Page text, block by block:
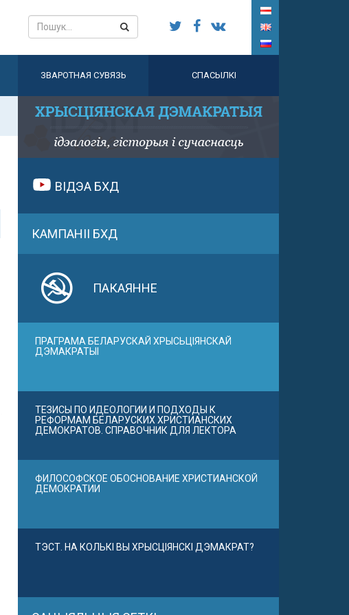
ЗВАРОТНАЯ СУВЯЗЬ СПАСЫЛКІ
ВІДЭА БХД
КАМПАНІІ БХД
ПАКАЯННЕ
ПРАГРАМА БЕЛАРУСКАЙ ХРЫСЬЦІЯНСКАЙ
ДЭМАКРАТЫІ
ТЕЗИСЫ ПО ИДЕОЛОГИИ И ПОДХОДЫ К
РЕФОРМАМ БЕЛАРУСКИХ ХРИСТИАНСКИХ
ДЕМОКРАТОВ. СПРАВОЧНИК ДЛЯ ЛЕКТОРА
ФИЛОСОФСКОЕ ОБОСНОВАНИЕ ХРИСТИАНСКОЙ
ДЕМОКРАТИИ
ТЭСТ. НА КОЛЬКІ ВЫ ХРЫСЦІЯНСКІ ДЭМАКРАТ?